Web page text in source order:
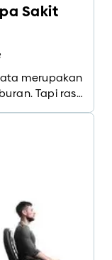
Sakit
merupakan
Tapi rasa
tentu
agar tubuh
penyakit.